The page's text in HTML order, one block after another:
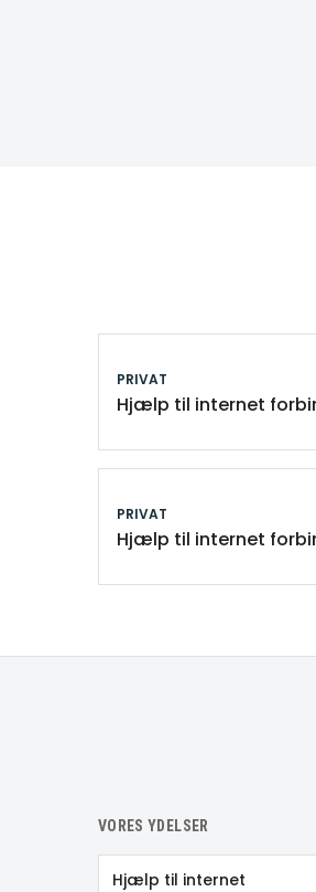
PRIVAT
Hjælp til internet
PRIVAT
Hjælp til internet
VORES YDELSER
Hjælp til internet